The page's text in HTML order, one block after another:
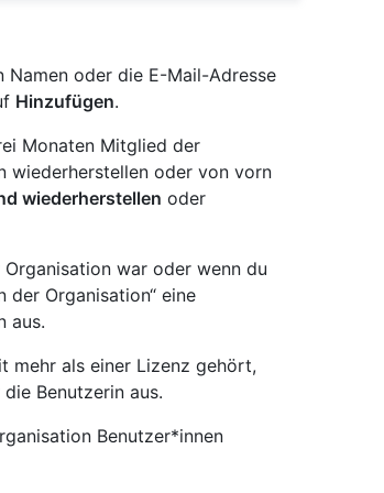
Namen oder die E-Mail-Adresse
Hinzufügen.
Monaten Mitglied der
wiederherstellen oder von vorn
wiederherstellen oder
war oder wenn du
der Organisation“ eine
aus.
mehr als einer Lizenz gehört,
Benutzerin aus.
Benutzer*innen